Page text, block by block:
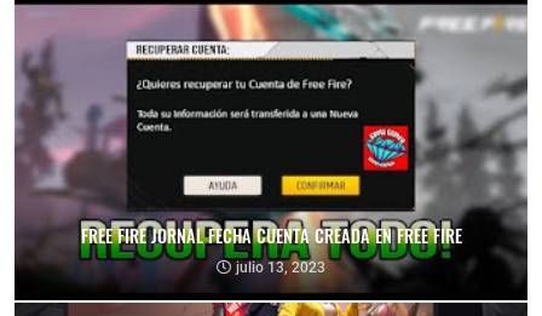
FREE FIRE JORNAL FECHA CUENTA CREADA EN FREE FIRE
julio 13, 2023